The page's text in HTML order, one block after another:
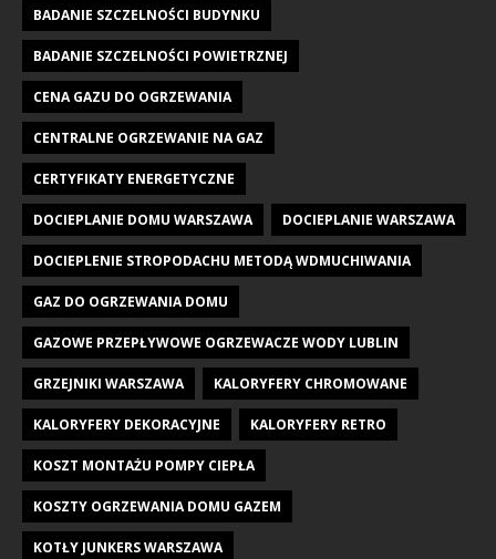
BADANIE SZCZELNOŚCI BUDYNKU
BADANIE SZCZELNOŚCI POWIETRZNEJ
CENA GAZU DO OGRZEWANIA
CENTRALNE OGRZEWANIE NA GAZ
CERTYFIKATY ENERGETYCZNE
DOCIEPLANIE DOMU WARSZAWA DOCIEPLANIE WARSZAWA
DOCIEPLENIE STROPODACHU METODĄ WDMUCHIWANIA
GAZ DO OGRZEWANIA DOMU
GAZOWE PRZEPŁYWOWE OGRZEWACZE WODY LUBLIN
GRZEJNIKI WARSZAWA KALORYFERY CHROMOWANE
KALORYFERY DEKORACYJNE KALORYFERY RETRO
KOSZT MONTAŻU POMPY CIEPŁA
KOSZTY OGRZEWANIA DOMU GAZEM
KOTŁY JUNKERS WARSZAWA